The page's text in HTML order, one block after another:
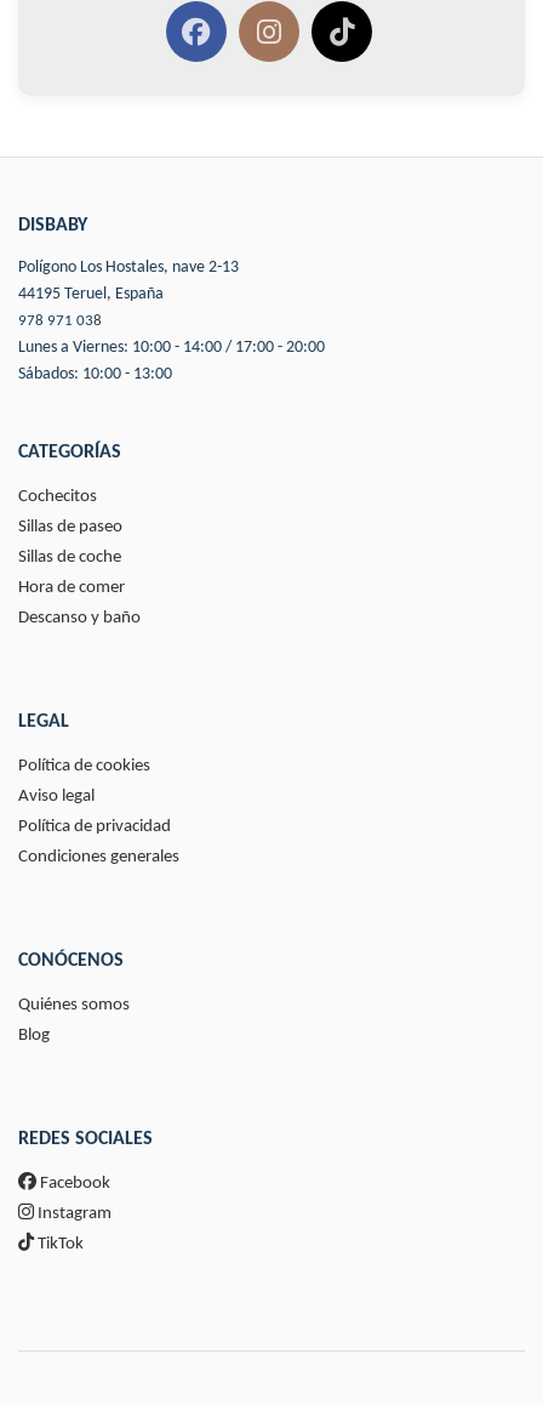
DISBABY
Polígono Los Hostales, nave 2-13
44195 Teruel, España
978 971 038
Lunes a Viernes: 10:00 - 14:00 / 17:00 - 20:00
Sábados: 10:00 - 13:00
CATEGORÍAS
Cochecitos
Sillas de paseo
Sillas de coche
Hora de comer
Descanso y baño
LEGAL
Política de cookies
Aviso legal
Política de privacidad
Condiciones generales
CONÓCENOS
Quiénes somos
Blog
REDES SOCIALES
Facebook
Instagram
TikTok